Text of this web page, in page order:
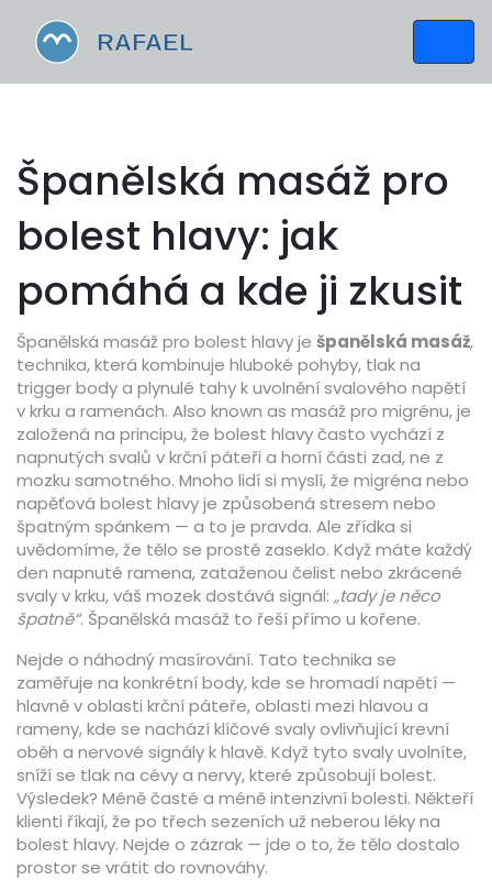
Španělská masáž pro
bolest hlavy: jak
pomáhá a kde ji zkusit
Španělská masáž pro bolest hlavy je španělská masáž,
technika, která kombinuje hluboké pohyby, tlak na
trigger body a plynulé tahy k uvolnění svalového napětí
v krku a ramenách. Also known as masáž pro migrénu, je
založená na principu, že bolest hlavy často vychází z
napnutých svalů v krční páteři a horní části zad, ne z
mozku samotného. Mnoho lidí si myslí, že migréna nebo
napěťová bolest hlavy je způsobená stresem nebo
špatným spánkem — a to je pravda. Ale zřídka si
uvědomíme, že tělo se prostě zaseklo. Když máte každý
den napnuté ramena, zataženou čelist nebo zkrácené
svaly v krku, váš mozek dostává signál: „tady je něco
špatně“. Španělská masáž to řeší přímo u kořene.
Nejde o náhodný masírování. Tato technika se
zaměřuje na konkrétní body, kde se hromadí napětí —
hlavně v oblasti krční páteře,oblasti mezi hlavou a
rameny, kde se nachází klíčové svaly ovlivňující krevní
oběh a nervové signály k hlavě. Když tyto svaly uvolníte,
sníží se tlak na cévy a nervy, které způsobují bolest.
Výsledek? Méně časté a méně intenzivní bolesti. Někteří
klienti říkají, že po třech sezeních už neberou léky na
bolest hlavy. Nejde o zázrak — jde o to, že tělo dostalo
prostor se vrátit do rovnováhy.